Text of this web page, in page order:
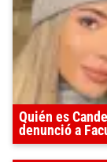
Quién es
denunció a